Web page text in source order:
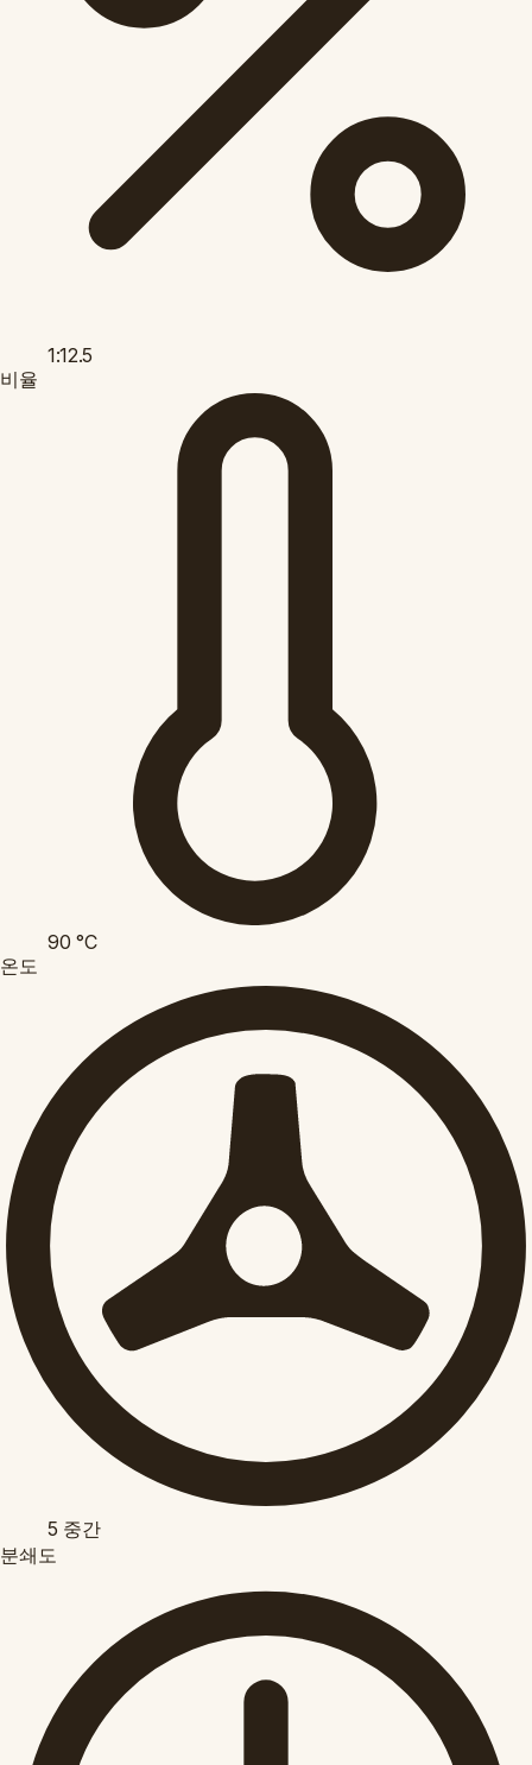
1:12.5
비율
90°C
온도
5 중간
분쇄도